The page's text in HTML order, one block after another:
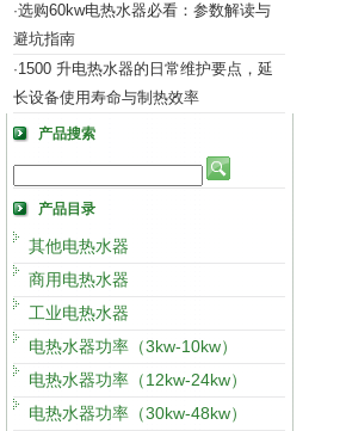
·选购60kw电热水器必看：参数解读与
避坑指南
·1500 升电热水器的日常维护要点，延
长设备使用寿命与制热效率
产品搜索
产品目录
其他电热水器
商用电热水器
工业电热水器
电热水器功率（3kw-10kw）
电热水器功率（12kw-24kw）
电热水器功率（30kw-48kw）